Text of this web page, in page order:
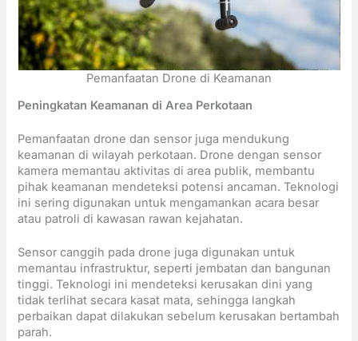
Pemanfaatan Drone di Keamanan
Peningkatan Keamanan di Area Perkotaan
Pemanfaatan drone dan sensor juga mendukung
keamanan di wilayah perkotaan. Drone dengan sensor
kamera memantau aktivitas di area publik, membantu
pihak keamanan mendeteksi potensi ancaman. Teknologi
ini sering digunakan untuk mengamankan acara besar
atau patroli di kawasan rawan kejahatan.
Sensor canggih pada drone juga digunakan untuk
memantau infrastruktur, seperti jembatan dan bangunan
tinggi. Teknologi ini mendeteksi kerusakan dini yang
tidak terlihat secara kasat mata, sehingga langkah
perbaikan dapat dilakukan sebelum kerusakan bertambah
parah.